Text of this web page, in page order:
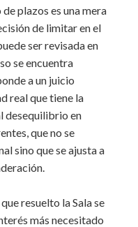
plazos es una mera
de limitar en el
ser revisada en
se encuentra
a un juicio
real que tiene la
desequilibrio en
que no se
sino que se ajusta a
resuelto la Sala se
más necesitado